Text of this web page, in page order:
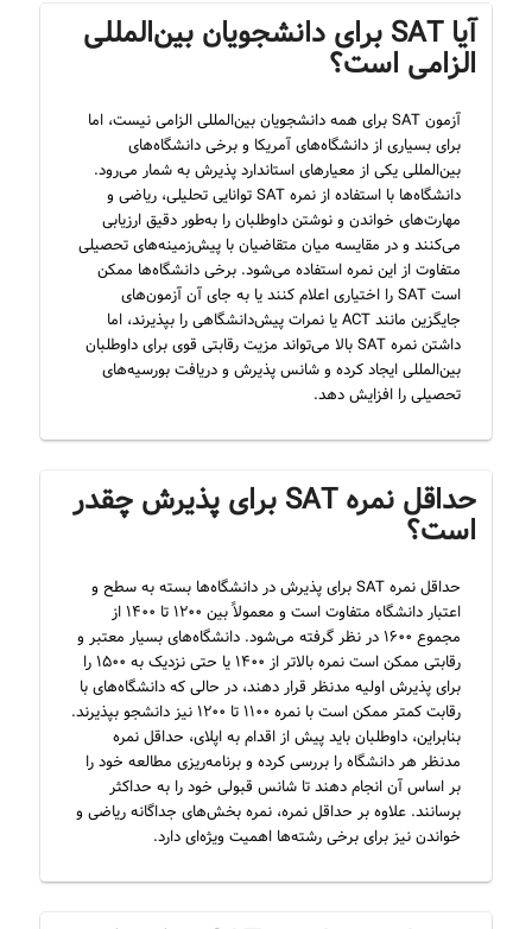
آیا SAT برای دانشجویان بین‌المللی
الزامی است؟
آزمون SAT برای همه دانشجویان بین‌المللی الزامی نیست، اما
برای بسیاری از دانشگاه‌های آمریکا و برخی دانشگاه‌های
بین‌المللی یکی از معیارهای استاندارد پذیرش به شمار می‌رود.
دانشگاه‌ها با استفاده از نمره SAT توانایی تحلیلی، ریاضی و
مهارت‌های خواندن و نوشتن داوطلبان را به‌طور دقیق ارزیابی
می‌کنند و در مقایسه میان متقاضیان با پیش‌زمینه‌های تحصیلی
متفاوت از این نمره استفاده می‌شود. برخی دانشگاه‌ها ممکن
است SAT را اختیاری اعلام کنند یا به جای آن آزمون‌های
جایگزین مانند ACT یا نمرات پیش‌دانشگاهی را بپذیرند، اما
داشتن نمره SAT بالا می‌تواند مزیت رقابتی قوی برای داوطلبان
بین‌المللی ایجاد کرده و شانس پذیرش و دریافت بورسیه‌های
تحصیلی را افزایش دهد.
حداقل نمره SAT برای پذیرش چقدر
است؟
حداقل نمره SAT برای پذیرش در دانشگاه‌ها بسته به سطح و
اعتبار دانشگاه متفاوت است و معمولاً بین ۱۲۰۰ تا ۱۴۰۰ از
مجموع ۱۶۰۰ در نظر گرفته می‌شود. دانشگاه‌های بسیار معتبر و
رقابتی ممکن است نمره بالاتر از ۱۴۰۰ یا حتی نزدیک به ۱۵۰۰ را
برای پذیرش اولیه مدنظر قرار دهند، در حالی که دانشگاه‌های با
رقابت کمتر ممکن است با نمره ۱۱۰۰ تا ۱۲۰۰ نیز دانشجو بپذیرند.
بنابراین، داوطلبان باید پیش از اقدام به اپلای، حداقل نمره
مدنظر هر دانشگاه را بررسی کرده و برنامه‌ریزی مطالعه خود را
بر اساس آن انجام دهند تا شانس قبولی خود را به حداکثر
برسانند. علاوه بر حداقل نمره، نمره بخش‌های جداگانه ریاضی و
خواندن نیز برای برخی رشته‌ها اهمیت ویژه‌ای دارد.